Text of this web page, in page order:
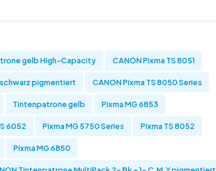
gelb High-Capacity CANON Pixma TS 8051
pigmentiert CANON Pixma TS 8050 Series
Tintenpatrone gelb Pixma MG 6853
6052 Pixma MG 5750 Series Pixma TS 8052
Pixma MG 6850